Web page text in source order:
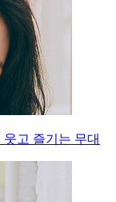
고 즐기는 무대